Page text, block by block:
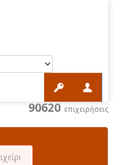
90620 επιχειρήσεις